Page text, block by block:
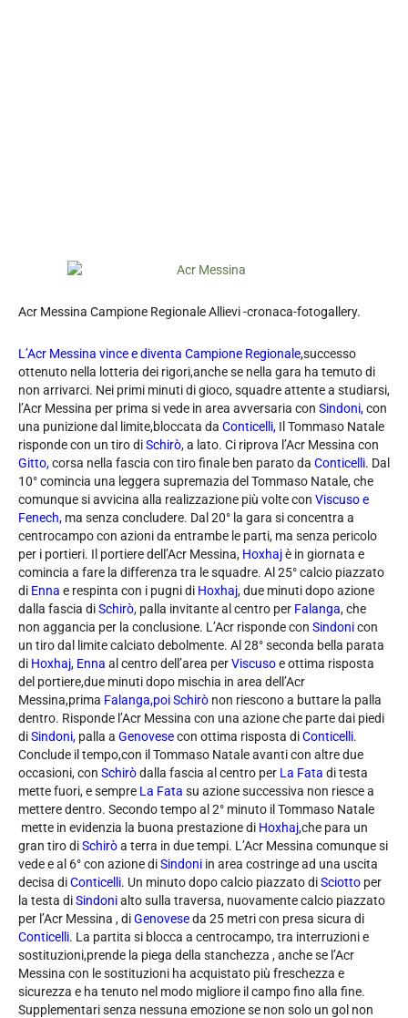
Acr Messina Campione Regionale Allievi -cronaca-fotogallery.
L’Acr Messina vince e diventa Campione Regionale,successo
ottenuto nella lotteria dei rigori,anche se nella gara ha temuto di
non arrivarci. Nei primi minuti di gioco, squadre attente a studiarsi,
l’Acr Messina per prima si vede in area avversaria con Sindoni,con
una punizione dal limite,bloccata da Conticelli, Il Tommaso Natale
risponde con un tiro diSchirò, a lato. Ci riprova l’Acr Messina con
Gitto,corsa nella fascia con tiro finale ben parato da Conticelli. Dal
10° comincia una leggera supremazia del Tommaso Natale, che
comunque si avvicina alla realizzazione più volte con Viscuso e
Fenech, ma senza concludere. Dal 20° la gara si concentra a
centrocampo con azioni da entrambe le parti, ma senza pericolo
per i portieri. Il portiere dell’Acr Messina, Hoxhajè in giornata e
comincia a fare la differenza tra le squadre. Al 25° calcio piazzato
di Enna e respinta con i pugni di Hoxhaj, due minuti dopo azione
dalla fascia diSchirò, palla invitante al centro per Falanga, che
non aggancia per la conclusione. L’Acr risponde con Sindonicon
un tiro dal limite calciato debolmente. Al 28° seconda bella parata
di Hoxhaj, Enna al centro dell’area perViscusoe ottima risposta
del portiere,due minuti dopo mischia in area dell’Acr
Messina,prima Falanga,poi Schirò non riescono a buttare la palla
dentro. Risponde l’Acr Messina con una azione che parte dai piedi
diSindoni, palla a Genovesecon ottima risposta diConticelli.
Conclude il tempo,con il Tommaso Natale avanti con altre due
occasioni, con Schiròdalla fascia al centro per La Fata di testa
mette fuori, e sempre La Fata su azione successiva non riesce a
mettere dentro. Secondo tempo al 2° minuto il Tommaso Natale
mette in evidenzia la buona prestazione di Hoxhaj,che para un
gran tiro diSchiròa terra in due tempi. L’Acr Messina comunque si
vede e al 6° con azione diSindoni in area costringe ad una uscita
decisa diConticelli. Un minuto dopo calcio piazzato diSciotto per
la testa diSindonialto sulla traversa, nuovamente calcio piazzato
per l’Acr Messina , diGenoveseda 25 metri con presa sicura di
Conticelli. La partita si blocca a centrocampo, tra interruzioni e
sostituzioni,prende la piega della stanchezza , anche se l’Acr
Messina con le sostituzioni ha acquistato più freschezza e
sicurezza e ha tenuto nel modo migliore il campo fino alla fine.
Supplementari senza nessuna emozione se non solo un gol non